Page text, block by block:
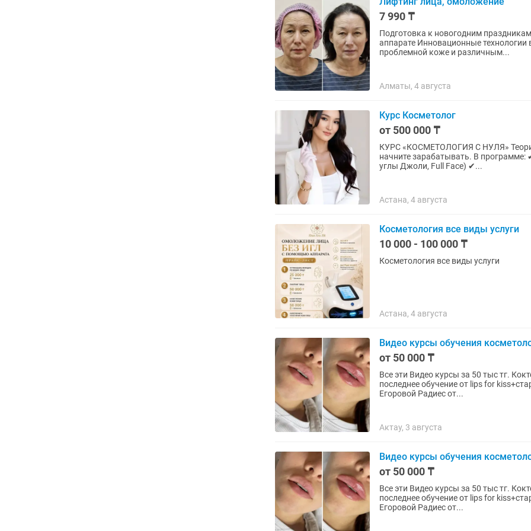
7 990 ₸
Подготовка к новогодним праздникам Фантастическая процедура омоложения на
аппарате Инновационные технологии в области косметологии. Бесплатная консультация по
проблемной коже и различным...
Алматы, 4 августа
Курс Косметолог
от 500 000 ₸
КУРС «КОСМЕТОЛОГИЯ С НУЛЯ» Теория + практика 🎓 Получите востребованную профессию и
начните зарабатывать. В программе: ✔ Контурная пластика (губы, скулы, подбородок, нос,
углы Джоли, Full Face) ✔...
Астана, 4 августа
Косметология все виды услуги
10 000 - 100 000 ₸
Косметология все виды услуги
Астана, 4 августа
Видео курсы обучения
от 50 000 ₸
Все эти Видео курсы за 50 тыс тг.
последнее обучение от lips for
Егоровой Радиес от...
Актау, 3 августа
Видео курсы обучения
от 50 000 ₸
Все эти Видео курсы за 50 тыс тг.
последнее обучение от lips for
Егоровой Радиес от...